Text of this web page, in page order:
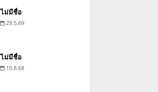
ไม่มีชื่อ
29.5.69
ไม่มีชื่อ
10.8.68